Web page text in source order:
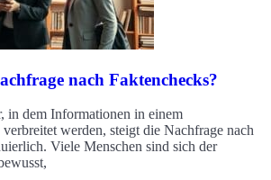
nach Faktenchecks?
in dem Informationen in einem
werden, steigt die Nachfrage nach
Viele Menschen sind sich der